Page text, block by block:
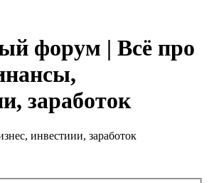
форум | Всё про
заработок
инвестиии, заработок